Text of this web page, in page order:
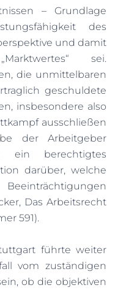
– Grundlage
des
und damit
sei.
die unmittelbaren
geschuldete
insbesondere also
ausschließen
der Arbeitgeber
ein berechtigtes
darüber, welche
Das Arbeitsrecht
591).
führte weiter
vom zuständigen
ob die objektiven